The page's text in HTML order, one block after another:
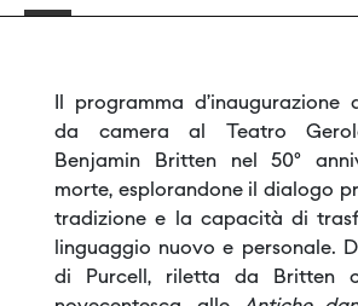
Il programma d’inaugurazione
da camera al Teatro
Benjamin Britten nel 50°
morte, esplorandone il dialogo
tradizione e la capacità di
linguaggio nuovo e personale.
di Purcell, riletta da Britten